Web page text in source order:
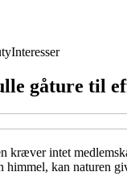
Interesser
gåture til
intet
kan naturen